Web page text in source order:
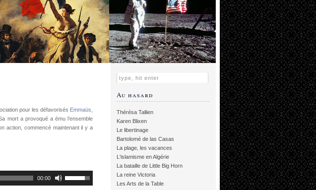
pour les défavorisés Emmaüs
mort a provoqué a ému l’ensemble
action, commencé maintenant il y a
00:00
Au hasard
Thérésa Tallien
Karen Blixen
Le libertinage
Bartolomé de las Casas
La plage, les vacances
L'islamisme en Algérie
La bataille de Little Big Horn
La reine Victoria
Les Arts de la Table